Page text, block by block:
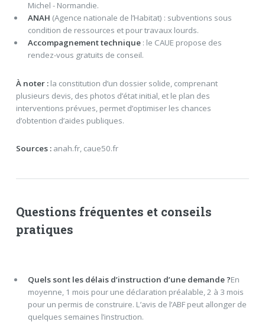
Michel - Normandie.
ANAH (Agence nationale de l’Habitat) : subventions sous
condition de ressources et pour travaux lourds.
Accompagnement technique: le CAUE propose des
rendez-vous gratuits de conseil.
À noter :la constitution d’un dossier solide, comprenant
plusieurs devis, des photos d’état initial, et le plan des
interventions prévues, permet d’optimiser les chances
d’obtention d’aides publiques.
Sources :anah.fr, caue50.fr
Questions fréquentes et conseils
pratiques
Quels sont les délais d’instruction d’une demande ?En
moyenne, 1 mois pour une déclaration préalable, 2 à 3 mois
pour un permis de construire. L’avis de l’ABF peut allonger de
quelques semaines l’instruction.